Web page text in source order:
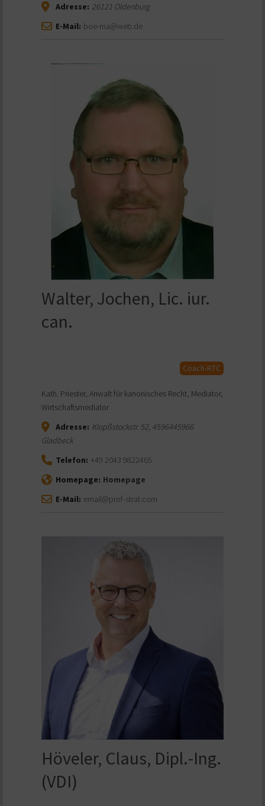
Adresse: 26121 Oldenburg
E-Mail: boe-ma@web.de
Walter, Jochen, Lic. iur.
can.
Coach-RTC
Kath. Priester, Anwalt für kanonisches Recht, Mediator,
Wirtschaftsmediator
Adresse: Klopßstockstr. 52 4596445966
Gladbeck
Telefon: +49 2043 9822465
Homepage: Homepage
E-Mail: email@prof-strat.com
Höveler, Claus, Dipl.-Ing.
(VDI)